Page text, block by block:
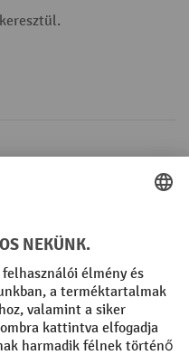
keresztül.